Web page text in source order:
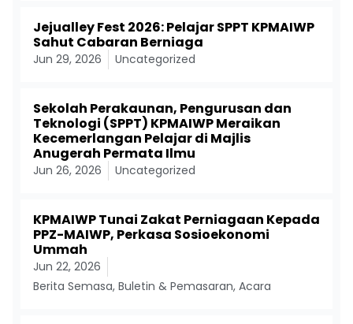
Jejualley Fest 2026: Pelajar SPPT KPMAIWP
Sahut Cabaran Berniaga
Jun 29, 2026 Uncategorized
Sekolah Perakaunan, Pengurusan dan
Teknologi (SPPT) KPMAIWP Meraikan
Kecemerlangan Pelajar di Majlis
Anugerah Permata Ilmu
Jun 26, 2026 Uncategorized
KPMAIWP Tunai Zakat Perniagaan Kepada
PPZ-MAIWP, Perkasa Sosioekonomi
Ummah
Jun 22, 2026
Berita Semasa, Buletin & Pemasaran, Acara